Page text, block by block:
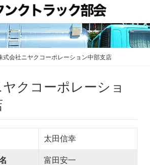
式会社ニヤクコーポレーション中部支店
太田信幸
富田安一